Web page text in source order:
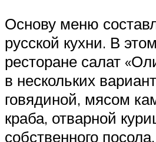
Основу меню
русской кухни. В
ресторане салат
в нескольких
говядиной, мясом
краба, отварной
собственного